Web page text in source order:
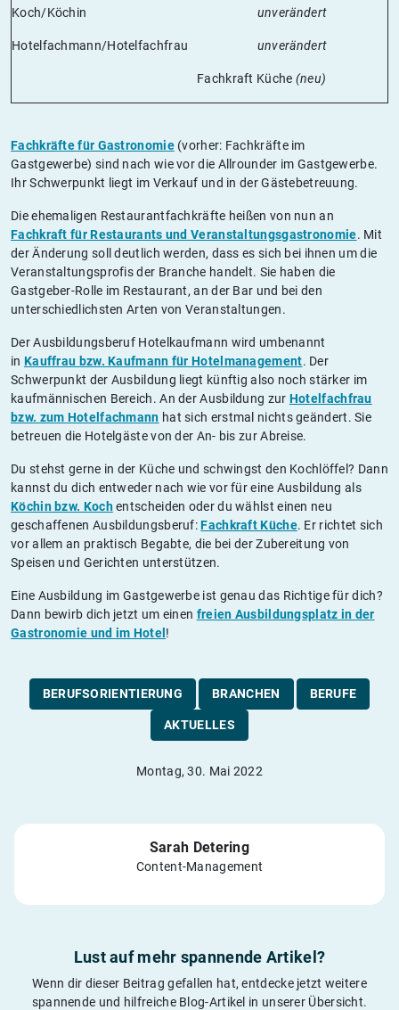
Koch/Köchin unverändert
Hotelfachmann/Hotelfachfrau unverändert
Fachkraft Küche (neu)
Fachkräfte für Gastronomie(vorher: Fachkräfte im
Gastgewerbe) sind nach wie vor die Allrounder im Gastgewerbe.
Ihr Schwerpunkt liegt im Verkauf und in der Gästebetreuung.
Die ehemaligen Restaurantfachkräfte heißen von nun an
Fachkraft für Restaurants und Veranstaltungsgastronomie. Mit
der Änderung soll deutlich werden, dass es sich bei ihnen um die
Veranstaltungsprofis der Branche handelt. Sie haben die
Gastgeber-Rolle im Restaurant, an der Bar und bei den
unterschiedlichsten Arten von Veranstaltungen.
Der Ausbildungsberuf Hotelkaufmann wird umbenannt
in Kauffrau bzw. Kaufmann für Hotelmanagement. Der
Schwerpunkt der Ausbildung liegt künftig also noch stärker im
kaufmännischen Bereich. An der Ausbildung zur Hotelfachfrau
bzw. zum Hotelfachmann hat sich erstmal nichts geändert. Sie
betreuen die Hotelgäste von der An- bis zur Abreise.
Du stehst gerne in der Küche und schwingst den Kochlöffel? Dann
kannst du dich entweder nach wie vor für eine Ausbildung als
Köchin bzw. Kochentscheiden oder du wählst einen neu
geschaffenen Ausbildungsberuf:Fachkraft Küche. Er richtet sich
vor allem an praktisch Begabte, die bei der Zubereitung von
Speisen und Gerichten unterstützen.
Eine Ausbildung im Gastgewerbe ist genau das Richtige für dich?
Dann bewirb dich jetzt um einen freien Ausbildungsplatz in der
Gastronomie und im Hotel !
BERUFSORIENTIERUNG BRANCHEN BERUFE
AKTUELLES
Montag, 30. Mai 2022
Sarah Detering
Content-Management
Lust auf mehr spannende Artikel?
Wenn dir dieser Beitrag gefallen hat, entdecke jetzt weitere
spannende und hilfreiche Blog-Artikel in unserer Übersicht.